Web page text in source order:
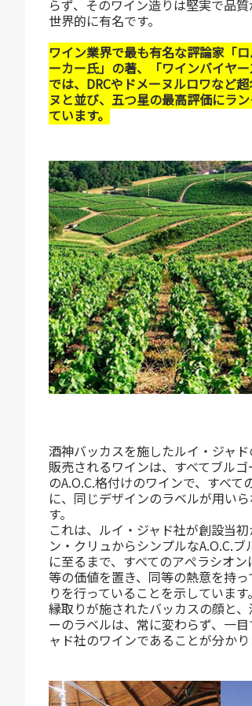
らず、そのワイン造りは堅実で品
世界的に有名です。
ワイン業界で最も有名な評論家「
ーカー氏」の著、「ワインバイヤー
では、DRCやドメーヌルロワなど
ヌと並び、五つ星の最高評価にラ
ています。
酒神バッカスを施したルイ・ジャ
販売されるワインは、すべてブル
のA.O.C.格付けのワインで、すべて
に、同じデザインのラベルが用い
す。
これは、ルイ・ジャド社が創設当
ン・クリュからシンプルなA.O.C.ブ
に至るまで、すべてのアぺラシオ
等の価値を置き、同等の熱意を持
りを行っていることを示しています。
縁取りが施されたバッカスの顔と
ーのラベルは、常に変わらず、一
ャド社のワインであることが分かり